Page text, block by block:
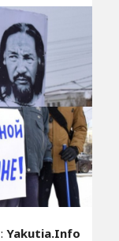
Yakutia.Info